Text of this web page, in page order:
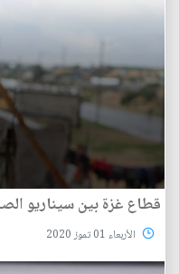
قطاع غزة بين سيناريو
الأربعاء 01 تموز 2020